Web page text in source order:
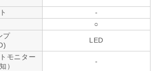
-
○
プ
LED
モニター
）
-